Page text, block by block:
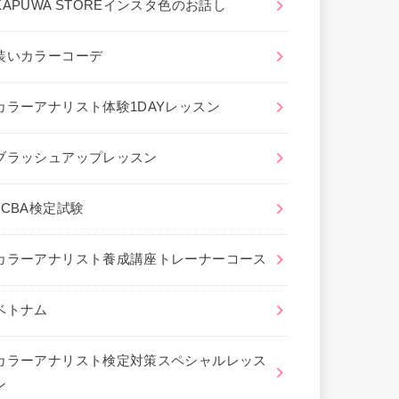
STOREインスタ色のお話し
いカラーコーデ
ラーアナリスト体験1DAYレッスン
ラッシュアップレッスン
検定試験
ラーアナリスト養成講座トレーナーコース
トナム
ラーアナリスト検定対策スペシャルレッス